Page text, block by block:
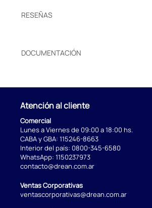
RESEÑAS
DOCUMENTACIÓN
Atención al cliente
Comercial
Lunes a Viernes de 09:00 a 18:00 hs.
CABA y GBA: 115246-8663
Interior del país: 0800-345-6580
WhatsApp: 1150237973
contacto@drean.com.ar
Ventas Corporativas
ventascorporativas@drean.com.ar